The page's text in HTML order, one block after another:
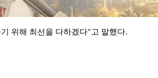
위해 최선을 다하겠다"고 말했다.